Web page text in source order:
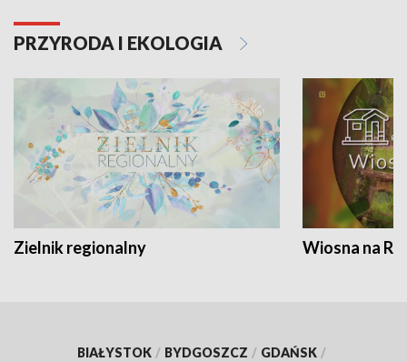
PRZYRODA I EKOLOGIA
Zielnik regionalny Wiosna na
BIAŁYSTOK / BYDGOSZCZ / GDAŃSK /